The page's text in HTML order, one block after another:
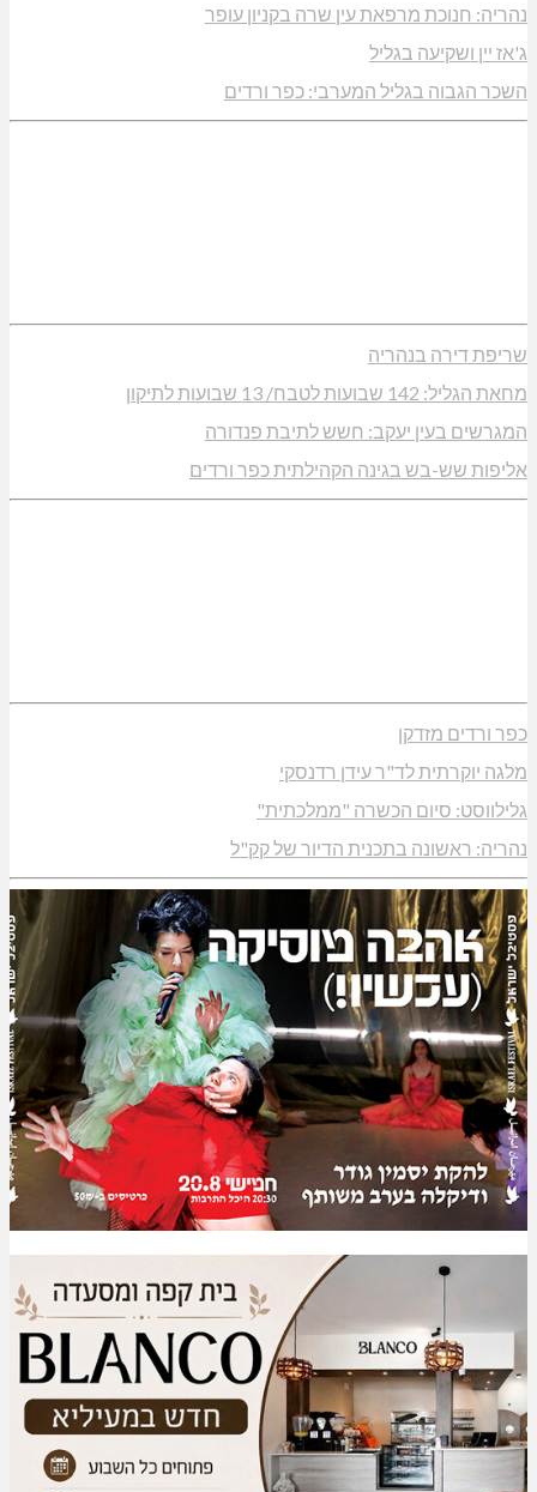
נהריה: חנוכת מרפאת עין שרה בקניון עופר
ג'אז יין ושקיעה בגליל
השכר הגבוה בגליל המערבי: כפר ורדים
שריפת דירה בנהריה
מחאת הגליל: 142 שבועות לטבח/ 13 שבועות לתיקון
המגרשים בעין יעקב: חשש לתיבת פנדורה
אליפות שש-בש בגינה הקהילתית כפר ורדים
כפר ורדים מזדקן
מלגה יוקרתית לד"ר עידן רדנסקי
גלילווסט: סיום הכשרה "ממלכתית"
נהריה: ראשונה בתכנית הדיור של קק"ל